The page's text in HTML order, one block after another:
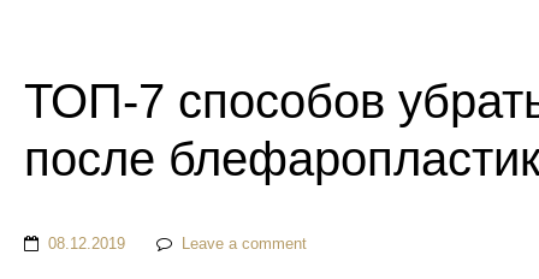
ТОП-7 способов
после
08.12.2019 Leave a comment